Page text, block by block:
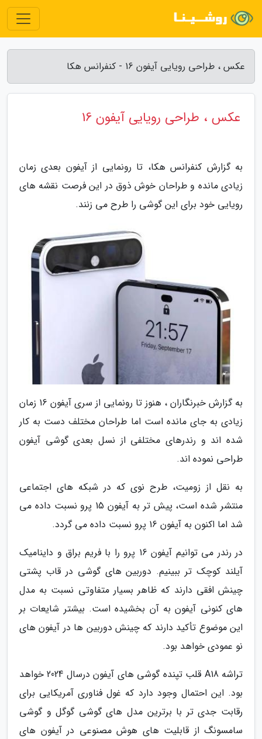
عکس ، طراحی رویایی آیفون 16 - کنفرانس هکا
عکس ، طراحی رویایی آیفون 16
به گزارش کنفرانس هکا، تا رونمایی از آیفون بعدی زمان
زیادی مانده و طراحان خوش ذوق در این فرصت نقشه های
رویایی خود برای این گوشی را طرح می زنند.
به گزارش خبرنگاران ، هنوز تا رونمایی از سری آیفون 16 زمان
زیادی به جای مانده است اما طراحان مختلف دست به کار
شده اند و رندرهای مختلفی از نسل بعدی گوشی آیفون
طراحی نموده اند.
به نقل از زومیت، طرح نوی که در شبکه های اجتماعی
منتشر شده است، پیش تر به آیفون 15 پرو نسبت داده می
شد اما اکنون به آیفون 16 پرو نسبت داده می گردد.
در رندر می توانیم آیفون 16 پرو را با فریم براق و داینامیک
آیلند کوچک تر ببینیم. دوربین های گوشی در قاب پشتی
چینش افقی دارند که ظاهر بسیار متفاوتی نسبت به مدل
های کنونی آیفون به آن بخشیده است. بیشتر شایعات بر
این موضوع تأکید دارند که چینش دوربین ها در آیفون های
نو عمودی خواهد بود.
تراشه A18 قلب تپنده گوشی های آیفون درسال 2024 خواهد
بود. این احتمال وجود دارد که غول فناوری آمریکایی برای
رقابت جدی تر با برترین مدل های گوشی گوگل و گوشی
سامسونگ از قابلیت های هوش مصنوعی در آیفون های